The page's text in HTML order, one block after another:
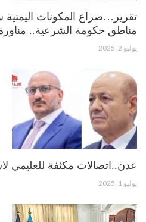
تقرير…صراع المكونات
مناطق حكومة الشرعية..
يوليو 2, 2025
عدن..اتصالات مكثفة للعليمي
يوليو 1, 2025